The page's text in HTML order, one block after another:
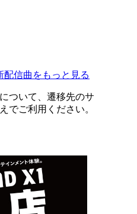
信曲をもっと見る
ついて、遷移先のサ
でご利用ください。